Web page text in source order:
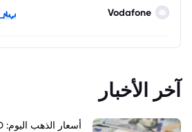
Vodafone
آخر الأخبار